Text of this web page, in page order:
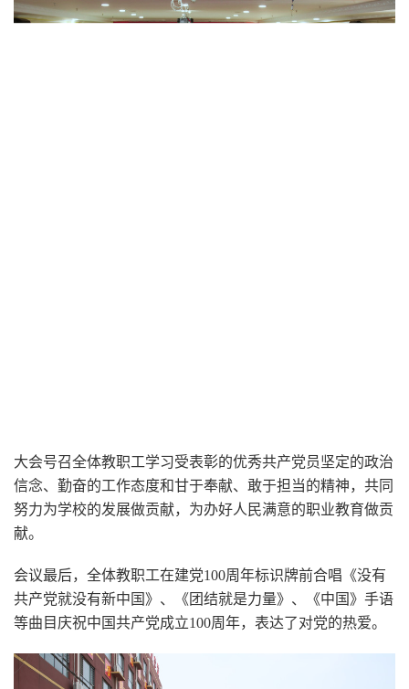
大会号召全体教职工学习受表彰的优秀共产党员坚定的政治
信念、勤奋的工作态度和甘于奉献、敢于担当的精神，共同
努力为学校的发展做贡献，为办好人民满意的职业教育做贡
献。
会议最后，全体教职工在建党100周年标识牌前合唱《没有
共产党就没有新中国》、《团结就是力量》、《中国》手语
等曲目庆祝中国共产党成立100周年，表达了对党的热爱。